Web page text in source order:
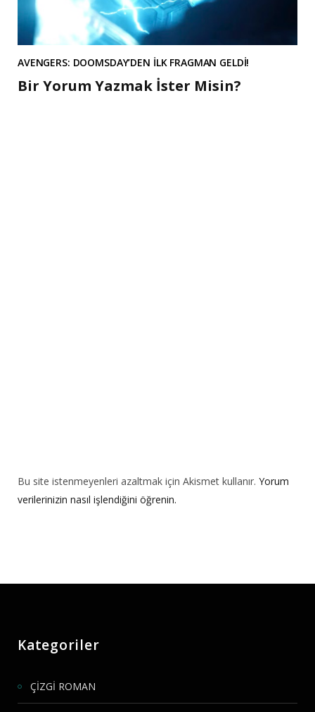
AVENGERS: DOOMSDAY’DEN İLK FRAGMAN GELDİ!
Bir Yorum Yazmak İster Misin?
Bu site istenmeyenleri azaltmak için Akismet kullanır. Yorum
verilerinizin nasıl işlendiğini öğrenin.
Kategoriler
ÇİZGİ ROMAN